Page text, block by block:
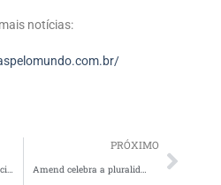
notícias:
Melitta é o novo café oficial do Real Madrid
PRÓXIMO
Amend celebra a pluralidade feminina com a ação “Quantas vidas cabem em 40 anos?”